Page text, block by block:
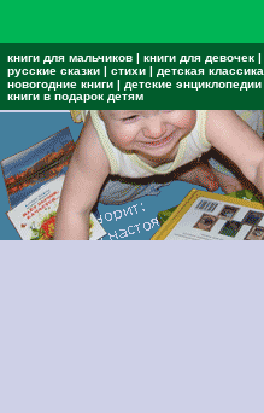
книги для мальчиков | книги для девочек |
русские сказки | стихи | детская классика
новогодние книги | детские энциклопедии
книги в подарок детям